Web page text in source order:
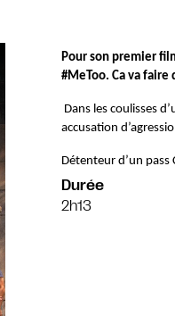
Pour son premier
#MeToo. Ca va faire
Dans les coulisses
accusation
Détenteur d’un
Durée
2h13